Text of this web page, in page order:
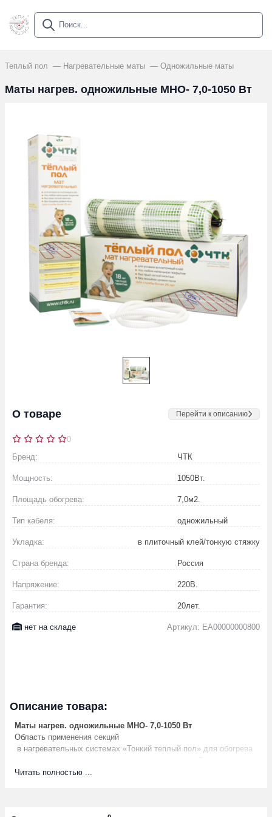
Теплый пол Нагревательные маты Одножильные маты
Маты нагрев. одножильные МНО- 7,0-1050 Вт
О товаре Перейти к описанию
0
Бренд:
ЧТК
Мощность: 1050Вт.
Площадь обогрева: 7,0м2.
Тип кабеля: одножильный
Укладка: в плиточный клей/тонкую стяжку
Страна бренда: Россия
Напряжение: 220В.
Гарантия: 20лет.
нет на складе Артикул: EA00000000800
Описание товара:
Маты нагрев. одножильные МНО- 7,0-1050 Вт
Область применения секций
в нагревательных системах «Тонкий теплый пол» для обогрева
различных производственных и жилых помещений с постоянным
пребыванием людей (квартир, коттеджей, балконов, саун,
Читать полностью ...